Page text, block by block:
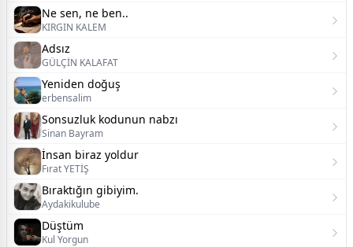
Ne sen, ne ben..
KIRGIN KALEM
Adsız
GÜLÇİN KALAFAT
Yeniden doğuş
erbensalim
Sonsuzluk kodunun nabzı
Sinan Bayram
İnsan biraz yoldur
Fırat YETİŞ
Bıraktığın gibiyim.
Aydakikulube
Düştüm
Kul Yorgun